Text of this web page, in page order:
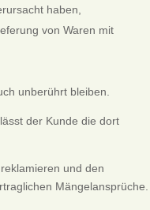
haben,
von Waren mit
unberührt bleiben.
der Kunde die dort
und den
Mängelansprüche.